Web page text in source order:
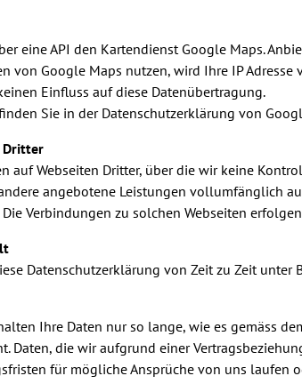
eine API den Kartendienst Google Maps.
von Google Maps nutzen, wird Ihre IP
Einfluss auf diese Datenübertragung.
Sie in der Datenschutzerklärung von
Dritter
auf Webseiten Dritter, über die wir keine
angebotene Leistungen vollumfänglich
Verbindungen zu solchen Webseiten
Datenschutzerklärung von Zeit zu Zeit
Ihre Daten nur so lange, wie es gemäss
Daten, die wir aufgrund einer
für mögliche Ansprüche von uns